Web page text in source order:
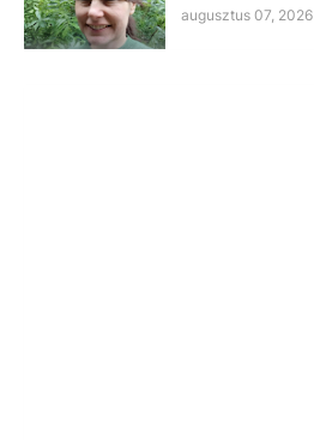
augusztus 07, 2026